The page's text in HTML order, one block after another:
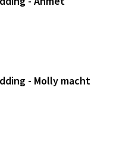
- Molly macht